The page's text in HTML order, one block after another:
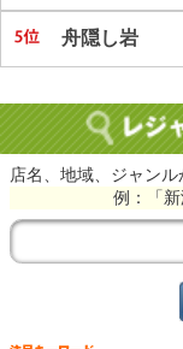
舟隠し岩
店名、地域、ジャン
例：「